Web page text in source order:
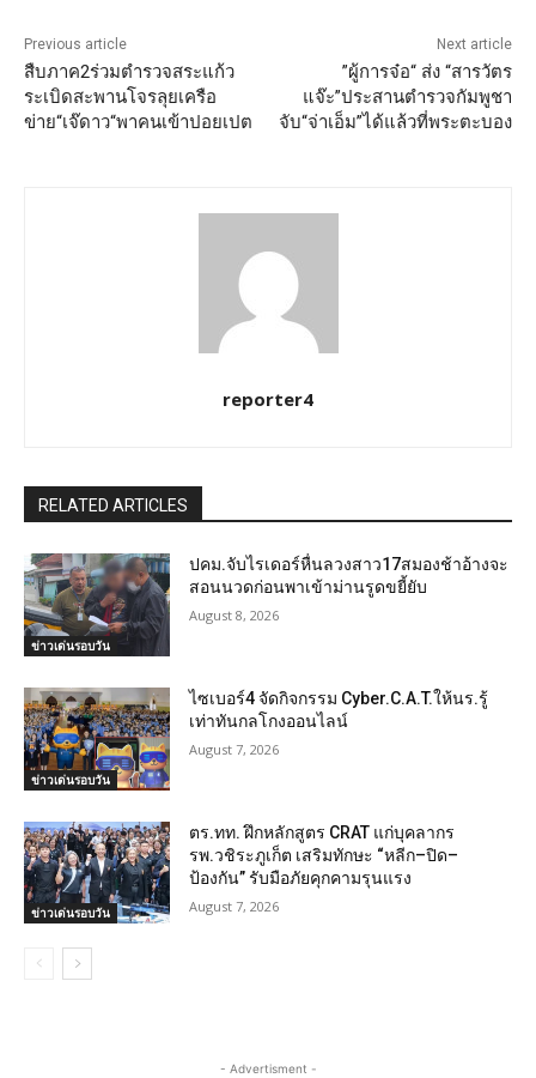
Previous article
สืบภาค2ร่วมตำรวจสระแก้ว
ระเบิดสะพานโจรลุยเครือ
ข่าย“เจ๊ดาว“พาคนเข้าปอยเปต
Next article
”ผู้การจ๋อ“ ส่ง “สารวัตร
แจ๊ะ”ประสานตำรวจกัมพูชา
จับ“จ่าเอ็ม”ได้แล้วที่พระตะบอง
reporter4
RELATED ARTICLES
ข่าวเด่นรอบวัน
ปคม.จับไรเดอร์หื่นลวงสาว17สมองช้าอ้างจะ
สอนนวดก่อนพาเข้าม่านรูดขยี้ยับ
August 8, 2026
ข่าวเด่นรอบวัน
ไซเบอร์4 จัดกิจกรรม Cyber.C.A.T.ให้นร.รู้
เท่าทันกลโกงออนไลน์
August 7, 2026
ข่าวเด่นรอบวัน
ตร.ทท. ฝึกหลักสูตร CRAT แก่บุคลากร
รพ.วชิระภูเก็ต เสริมทักษะ “หลีก–ปิด–
ป้องกัน” รับมือภัยคุกคามรุนแรง
August 7, 2026
- Advertisment -